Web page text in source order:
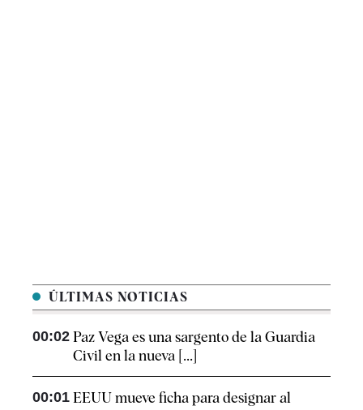
ÚLTIMAS NOTICIAS
00:02 Paz Vega es una sargento de la Guardia
Civil en la nueva [...]
00:01 EEUU mueve ficha para designar al